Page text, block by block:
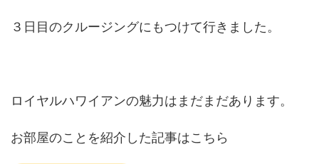
３日目のクルージングにもつけて行きました。
ロイヤルハワイアンの魅力はまだまだあります。
お部屋のことを紹介した記事はこちら